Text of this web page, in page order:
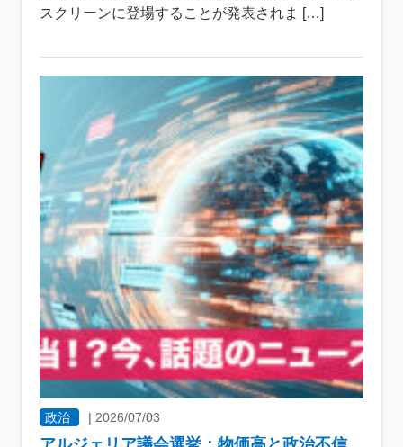
スクリーンに登場することが発表されま […]
政治 |2026/07/03